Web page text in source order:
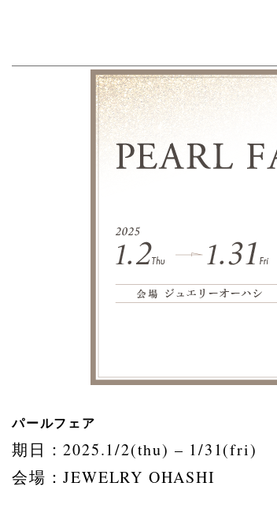
パールフェア
期日：2025.1/2(thu) – 1/31(fri)
会場：JEWELRY OHASHI